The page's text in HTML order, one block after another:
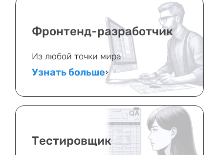
Фронтенд-разработчик
Из любой точки мира
Узнать больше
Тестировщик